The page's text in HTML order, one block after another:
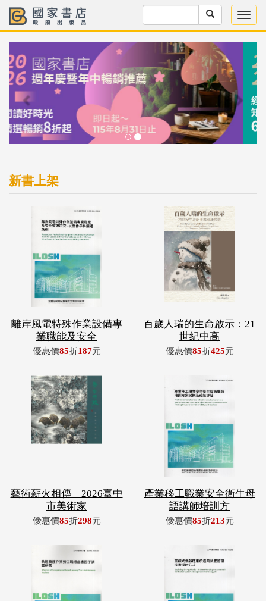
新書上架
離岸風電特殊作業設備專
業職能及安全
優惠價85折187元
百歲人瑞的生命啟示：21
世紀中高
優惠價85折425元
藝術薪火相傳—2026臺中
市美術家
優惠價85折298元
產業移工職業安全衛生母
語講師培訓方
優惠價85折213元